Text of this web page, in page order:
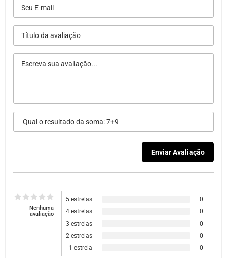
Nenhuma
avaliação
5 estrelas
0
4 estrelas
0
3 estrelas
0
2 estrelas
0
1 estrela
0